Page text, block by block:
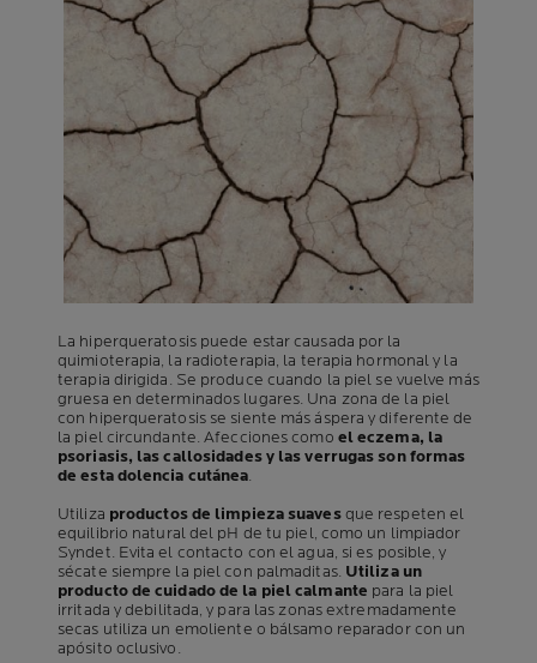
La hiperqueratosis puede estar causada por la
quimioterapia, la radioterapia, la terapia hormonal y la
terapia dirigida. Se produce cuando la piel se vuelve más
gruesa en determinados lugares. Una zona de la piel
con hiperqueratosis se siente más áspera y diferente de
la piel circundante. Afecciones como el eczema, la
psoriasis, las callosidades y las verrugas son formas
de esta dolencia cutánea.
Utiliza productos de limpieza suavesque respeten el
equilibrio natural del pH de tu piel, como un limpiador
Syndet. Evita el contacto con el agua, si es posible, y
sécate siempre la piel con palmaditas. Utiliza un
producto de cuidado de la piel calmante para la piel
irritada y debilitada, y para las zonas extremadamente
secas utiliza un emoliente o bálsamo reparador con un
apósito oclusivo.